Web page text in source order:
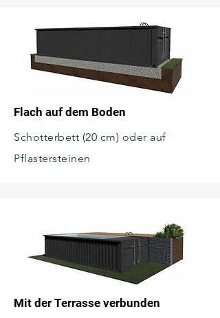
Flach auf dem Boden
Schotterbett (20 cm) oder auf
Pflastersteinen
Mit der Terrasse verbunden